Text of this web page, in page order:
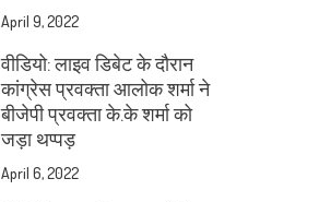
April 9, 2022
वीडियो: लाइव डिबेट के दौरान
कांग्रेस प्रवक्ता आलोक शर्मा ने
बीजेपी प्रवक्ता के.के शर्मा को
जड़ा थप्पड़
April 6, 2022